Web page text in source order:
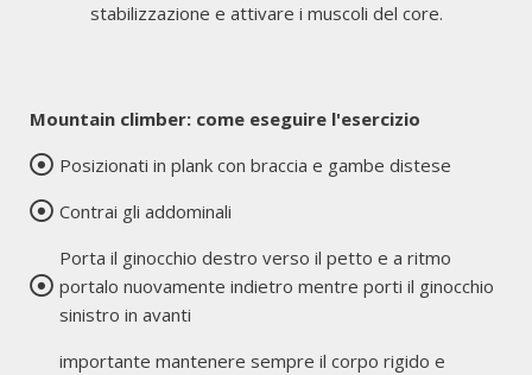
stabilizzazione e attivare i muscoli del core.
Mountain climber: come eseguire l'esercizio
Posizionati in plank con braccia e gambe distese
Contrai gli addominali
Porta il ginocchio destro verso il petto e a ritmo
portalo nuovamente indietro mentre porti il ginocchio
sinistro in avanti
importante mantenere sempre il corpo rigido e